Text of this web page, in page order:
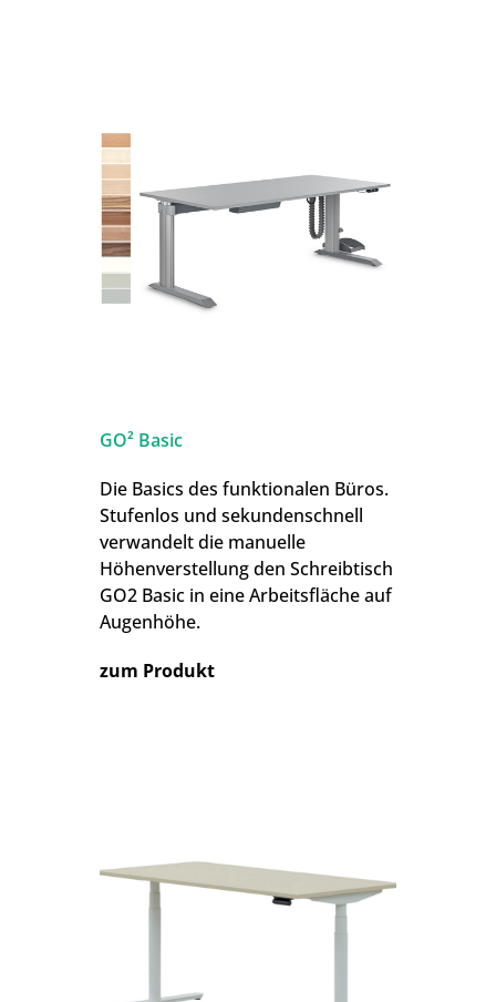
GO² Basic
Die Basics des funktionalen Büros.
Stufenlos und sekundenschnell
verwandelt die manuelle
Höhenverstellung den Schreibtisch
GO2 Basic in eine Arbeitsfläche auf
Augenhöhe.
zum Produkt